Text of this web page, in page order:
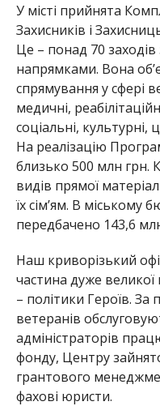
У місті прийнята
Захисників і
Це – понад 70
напрямками. Вона
спрямування у сфері
медичні,
соціальні, культурні,
На реалізацію
близько 500 млн грн.
видів прямої
їх сім’ям. В міському
передбачено 143,6
Наш криворізький
частина дуже великої
– політики Героїв.
ветеранів
адміністраторів
фонду, Центру
грантового
фахові юристи.